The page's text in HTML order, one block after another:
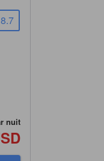
8.7
nuit